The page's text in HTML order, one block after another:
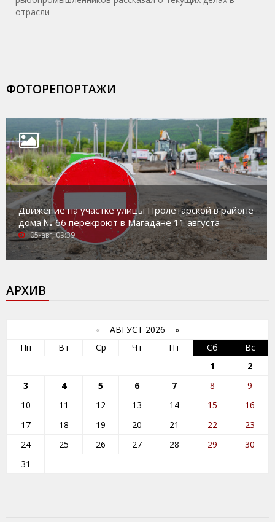
отрасли
ФОТОРЕПОРТАЖИ
Движение на участке улицы Пролетарской в районе
дома № 66 перекроют в Магадане 11 августа
05-авг, 09:39
АРХИВ
« АВГУСТ 2026 »
Пн
Вт Ср Чт Пт Сб
Вс
1
2
3
4 5 6 7 8
9
10
11 12 13 14 15
16
17
18 19 20 21 22
23
24
25 26 27 28 29
30
31